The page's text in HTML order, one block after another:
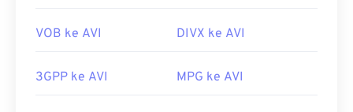
VOB ke AVI DIVX ke AVI
3GPP ke AVI MPG ke AVI